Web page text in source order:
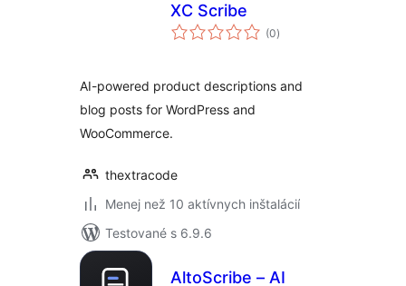
XC Scribe
(0celkové
hodnotenie
)
AI-powered product descriptions and
blog posts for WordPress and
WooCommerce.
thextracode
Menej než 10 aktívnych inštalácií
Testované s 6.9.6
AltoScribe – AI